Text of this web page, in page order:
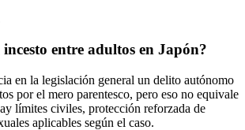
entre adultos en Japón?
en la legislación general un delito autónomo
por el mero parentesco, pero eso no equivale
límites civiles, protección reforzada de
aplicables según el caso.